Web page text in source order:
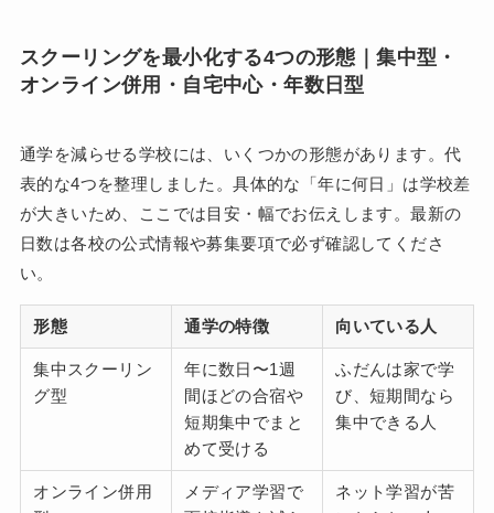
スクーリングを最小化する4つの形態｜集中型・
オンライン併用・自宅中心・年数日型
通学を減らせる学校には、いくつかの形態があります。代
表的な4つを整理しました。具体的な「年に何日」は学校差
が大きいため、ここでは目安・幅でお伝えします。最新の
日数は各校の公式情報や募集要項で必ず確認してくださ
い。
形態 通学の特徴 向いている人
集中スクーリン
グ型
年に数日〜1週
間ほどの合宿や
短期集中でまと
めて受ける
ふだんは家で学
び、短期間なら
集中できる人
オンライン併用
メディア学習で
ネット学習が苦